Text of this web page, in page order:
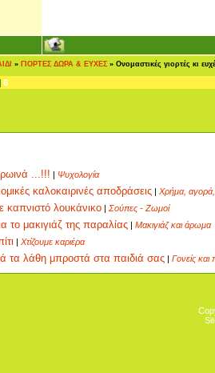
» ΓΙΟΡΤΕΣ ΔΩΡΑ & ΕΥΧΕΣ » Ονομαστικές γιορτές κι
6
...!!! | Ψυχολογία
καλοκαιρινές αποδράσεις | Χρήμα, αγορά,
καπνιστό λουκάνικο | Σούπες - Ζωμοί
το μακιγιάζ της παραλίας | Μακιγιάζ και άρωμα
| Χτίζουμε καριέρα
τα λάθη μπροστά στα παιδιά σας | Γονείς και